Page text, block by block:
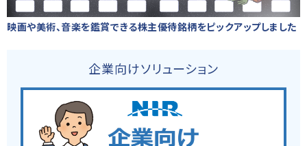
映画や美術、音楽を鑑賞できる株主優待銘柄をピックアップしました
企業向けソリューション